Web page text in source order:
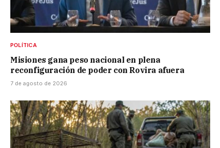
POLÍTICA
Misiones gana peso nacional en plena
reconfiguración de poder con Rovira afuera
7 de agosto de 2026